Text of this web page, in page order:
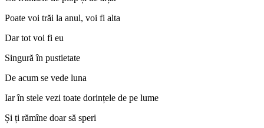
Poate voi trăi la anul, voi fi alta
Dar tot voi fi eu
Singură în pustietate
De acum se vede luna
Iar în stele vezi toate dorințele de pe lume
Și ți rămîne doar să speri